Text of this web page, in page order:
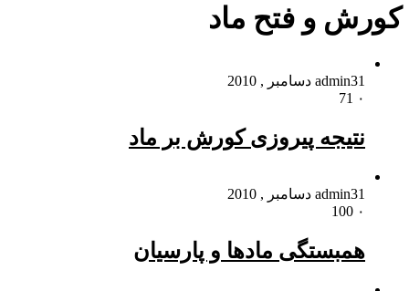
کورش و فتح ماد
admin31 دسامبر , 2010
۰
نتیجه پیروزی کورش بر ماد
admin31 دسامبر , 2010
۰
همبستگی مادها و پارسیان